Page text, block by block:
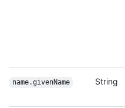
name.givenName String